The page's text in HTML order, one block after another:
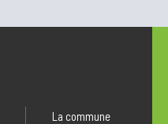
La commune